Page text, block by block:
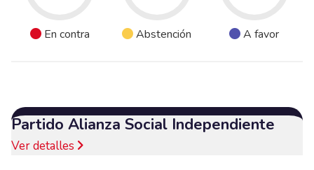
En contra Abstención A favor
Partido Alianza Social Independiente
Ver detalles